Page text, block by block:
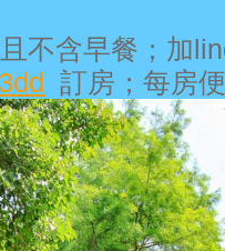
不含早餐；加
訂房；每房